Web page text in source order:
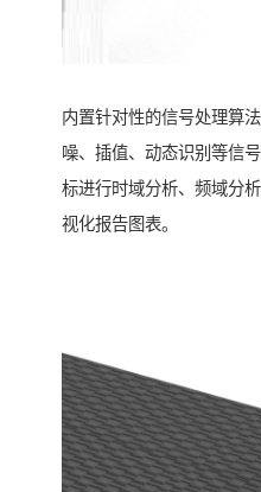
内置针对性的信号处理算
噪、插值、动态识别等信
标进行时域分析、频域分
视化报告图表。